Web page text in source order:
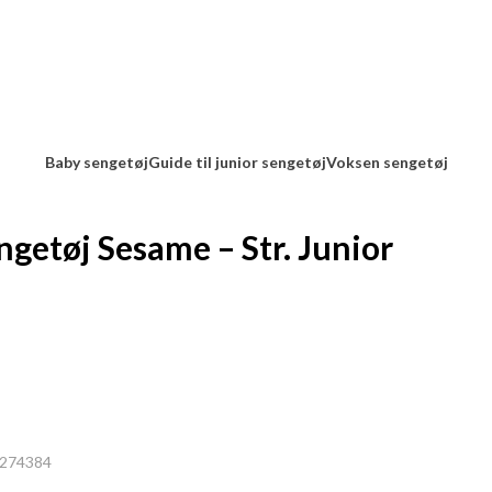
Baby sengetøjGuide til junior sengetøjVoksen sengetøj
Sesame – Str. Junior